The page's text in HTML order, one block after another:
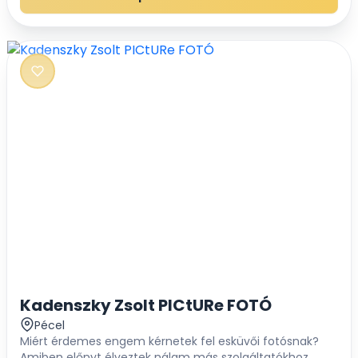
Kadenszky Zsolt PICtURe FOTÓ
Pécel
Miért érdemes engem kérnetek fel esküvői fotósnak?